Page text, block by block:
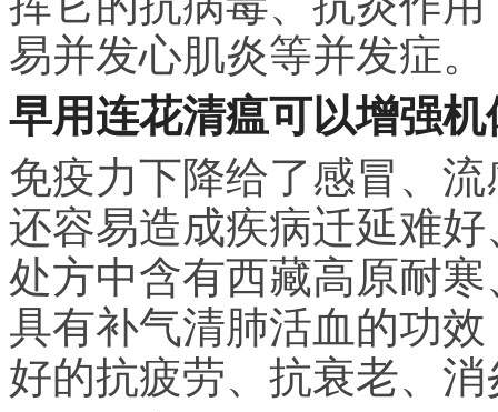
易并发心肌炎等并发症。
早用连花清瘟可以增强
免疫力下降给了感冒、
还容易造成疾病迁延难
处方中含有西藏高原耐
具有补气清肺活血的功
好的抗疲劳、抗衰老、